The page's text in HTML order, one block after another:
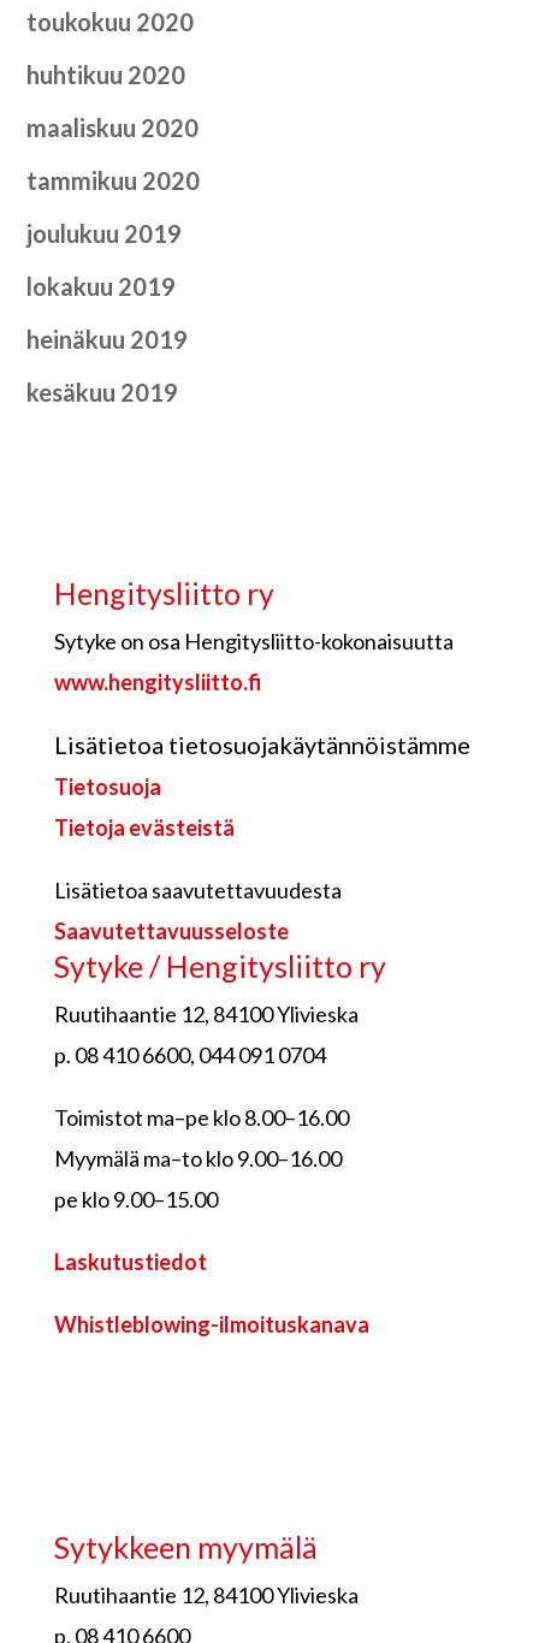
toukokuu 2020
huhtikuu 2020
maaliskuu 2020
tammikuu 2020
joulukuu 2019
lokakuu 2019
heinäkuu 2019
kesäkuu 2019
Hengitysliitto ry
Sytyke on osa Hengitysliitto-kokonaisuutta
www.hengitysliitto.fi
Lisätietoa tietosuojakäytännöistämme
Tietosuoja
Tietoja evästeistä
Lisätietoa saavutettavuudesta
Saavutettavuusseloste
Sytyke / Hengitysliitto ry
Ruutihaantie 12, 84100 Ylivieska
p. 08 410 6600, 044 091 0704
Toimistot ma–pe klo 8.00–16.00
Myymälä ma–to klo 9.00–16.00
pe klo 9.00–15.00
Laskutustiedot
Whistleblowing-ilmoituskanava
Sytykkeen myymälä
Ruutihaantie 12, 84100 Ylivieska
p. 08 410 6600